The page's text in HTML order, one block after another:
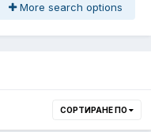
More search options
СОРТИРАНЕ ПО